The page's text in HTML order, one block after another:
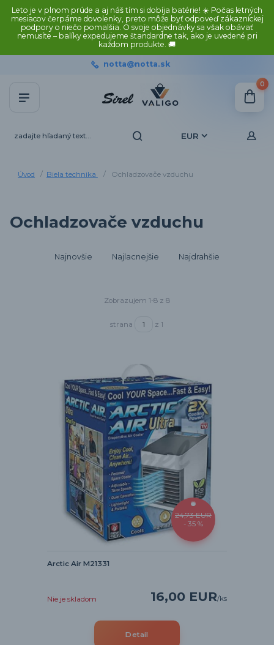
Leto je v plnom prúde a aj náš tím si dobíja batérie! ☀️ Počas letných
mesiacov čerpáme dovolenky, preto môže byť odpoveď zákazníckej
podpory o niečo pomalšia. O svoje objednávky sa však obávať
nemusíte – balíky expedujeme štandardne tak, ako je uvedené pri
každom produkte. 🚚
EUR
notta@notta.sk
0
Úvod Biela technika Ochladzovače vzduchu
Ochladzovače vzduchu
Najnovšie Najlacnejšie Najdrahšie
Zobrazujem 1-8 z 8
strana z 1
24,73 EUR
- 35 %
Arctic Air M21331
16,00 EUR/ks
Nie je skladom
Detail